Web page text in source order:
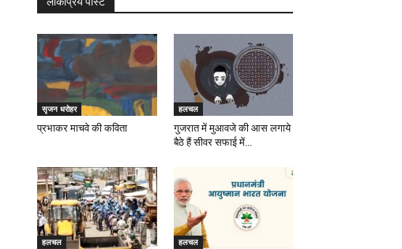
सृजन धरोहर
प्रभाकर माचवे की कविता
हलचल
गुजरात में मुआवजे की आस लगाये
बैठे हैं सीवर सफाई में...
हलचल हलचल